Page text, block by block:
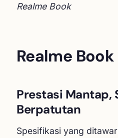
Realme Book
Realme
Prestasi Mantap,
Berpatutan
Spesifikasi yang